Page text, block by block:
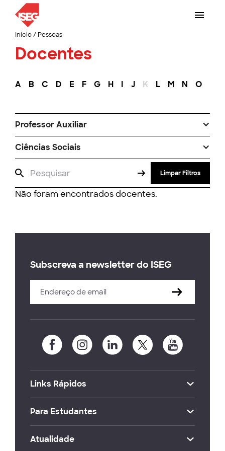
Início/ Pessoas
Docentes
A B C D E F G H I J K L M N O
Professor Auxiliar
Ciências Sociais
Limpar Filtros
Não foram encontrados docentes.
Subscreva a newsletter do ISEG
Links Rápidos
Para Estudantes
Atualidade